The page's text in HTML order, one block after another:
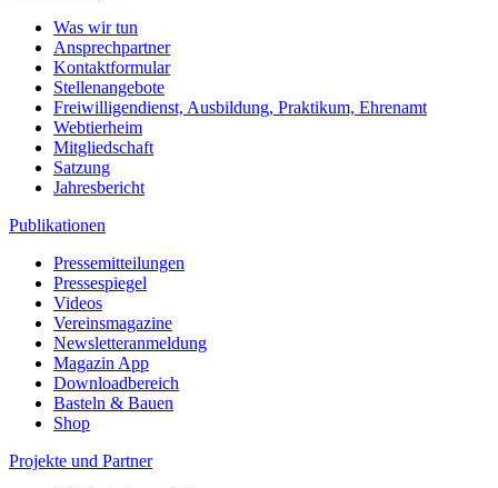
Was wir tun
Ansprechpartner
Kontaktformular
Stellenangebote
Freiwilligendienst, Ausbildung, Praktikum, Ehrenamt
Webtierheim
Mitgliedschaft
Satzung
Jahresbericht
Publikationen
Pressemitteilungen
Pressespiegel
Videos
Vereinsmagazine
Newsletteranmeldung
Magazin App
Downloadbereich
Basteln & Bauen
Shop
Projekte und Partner